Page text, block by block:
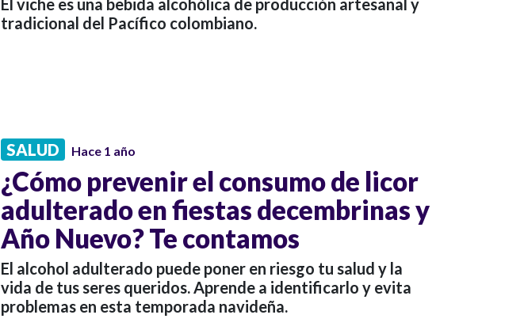
El viche es una bebida alcohólica de producción artesanal y
tradicional del Pacífico colombiano.
SALUD Hace 1 año
¿Cómo prevenir el consumo de licor
adulterado en fiestas decembrinas y
Año Nuevo? Te contamos
El alcohol adulterado puede poner en riesgo tu salud y la
vida de tus seres queridos. Aprende a identificarlo y evita
problemas en esta temporada navideña.